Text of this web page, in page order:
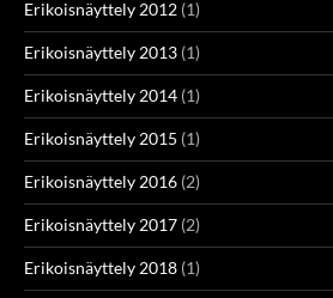
Erikoisnäyttely 2012 (1)
Erikoisnäyttely 2013 (1)
Erikoisnäyttely 2014 (1)
Erikoisnäyttely 2015 (1)
Erikoisnäyttely 2016 (2)
Erikoisnäyttely 2017 (2)
Erikoisnäyttely 2018 (1)